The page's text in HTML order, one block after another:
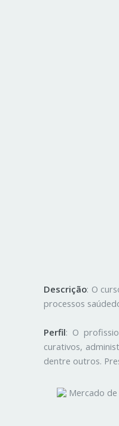
Descrição: O
processos
Perfil: O
curativos,
dentre outros.
Mercado